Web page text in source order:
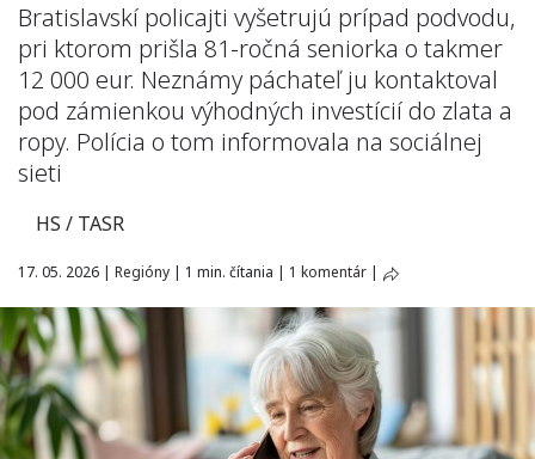
Bratislavskí policajti vyšetrujú prípad podvodu,
pri ktorom prišla 81-ročná seniorka o takmer
12 000 eur. Neznámy páchateľ ju kontaktoval
pod zámienkou výhodných investícií do zlata a
ropy. Polícia o tom informovala na sociálnej
sieti
HS / TASR
17. 05. 2026 | Regióny | 1 min. čítania | 1 komentár |